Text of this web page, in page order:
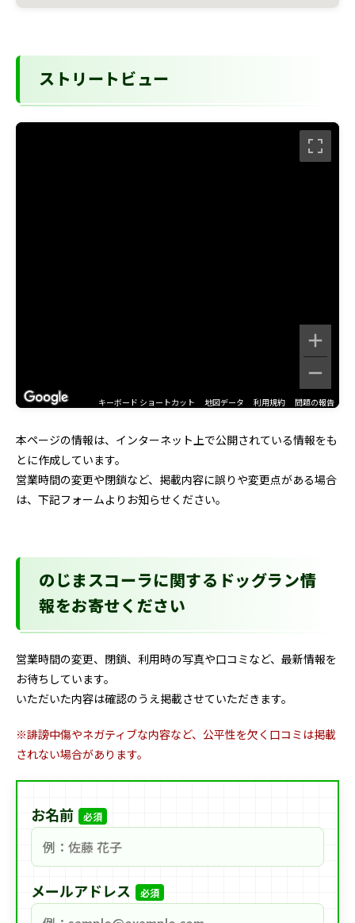
ストリートビュー
キーボード ショートカット 地図データ 利用規約 問題の報告
本ページの情報は、インターネット上で公開されている情報をも
とに作成しています。
営業時間の変更や閉鎖など、掲載内容に誤りや変更点がある場合
は、下記フォームよりお知らせください。
のじまスコーラに関するドッグラン情
報をお寄せください
営業時間の変更、閉鎖、利用時の写真や口コミなど、最新情報を
お待ちしています。
いただいた内容は確認のうえ掲載させていただきます。
※誹謗中傷やネガティブな内容など、公平性を欠く口コミは掲載
されない場合があります。
お名前 必須
メールアドレス 必須